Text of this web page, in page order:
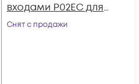
входами P02EC для
DCP-3000MF
Снят с продажи